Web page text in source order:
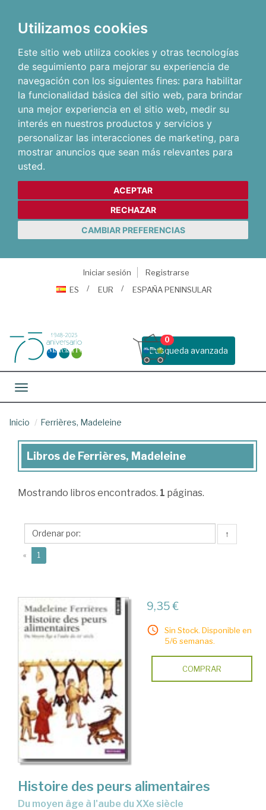
Utilizamos cookies
Este sitio web utiliza cookies y otras tecnologías
de seguimiento para mejorar su experiencia de
navegación con los siguientes fines: para habilitar
la funcionalidad básica del sitio web, para brindar
una mejor experiencia en el sitio web, medir su
interés en nuestros productos y servicios y
personalizar las interacciones de marketing, para
mostrar anuncios que sean más relevantes para
usted.
ACEPTAR
RECHAZAR
CAMBIAR PREFERENCIAS
Iniciar sesión
Registrarse
ES
EUR ESPAÑA PENINSULAR
Busqueda avanzada
0
Toggle navigation
Inicio Ferrières, Madeleine
Libros
Ferrières,
Libros de Ferrières, Madeleine
Mostrando libros encontrados. 1 páginas.
↑
« 1
9,35 €
Sin Stock. Disponible en
5/6 semanas.
COMPRAR
Histoire des peurs alimentaires
du moyen âge à l'aube du XXe siècle